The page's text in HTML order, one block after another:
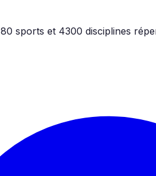
80 sports et 4300 disciplines